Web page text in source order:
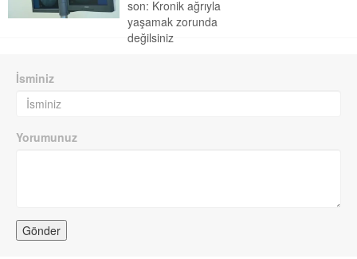
son: Kronik ağrıyla
yaşamak zorunda
değilsiniz
İsminiz
Yorumunuz